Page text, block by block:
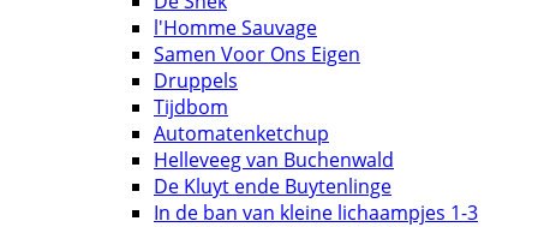
l'Homme Sauvage
Samen Voor Ons Eigen
Druppels
Tijdbom
Automatenketchup
Helleveeg van Buchenwald
De Kluyt ende Buytenlinge
In de ban van kleine lichaampjes 1-3